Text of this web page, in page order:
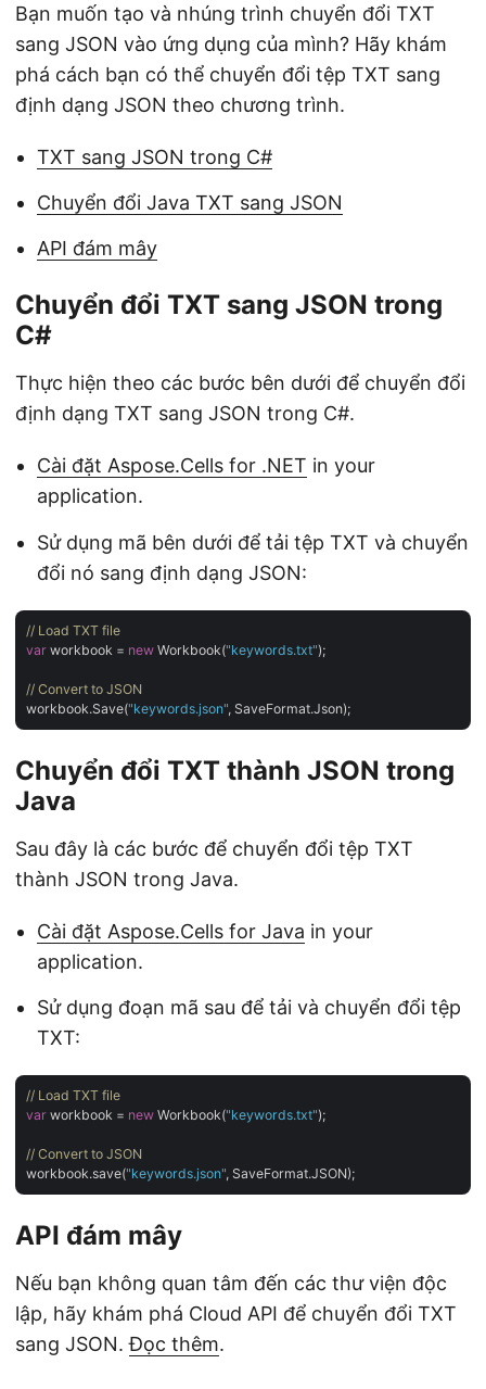
Bạn muốn tạo và nhúng trình chuyển đổi TXT
sang JSON vào ứng dụng của mình? Hãy khám
phá cách bạn có thể chuyển đổi tệp TXT sang
định dạng JSON theo chương trình.
TXT sang JSON trong C#
Chuyển đổi Java TXT sang JSON
API đám mây
Chuyển đổi TXT sang JSON trong
C#
Thực hiện theo các bước bên dưới để chuyển đổi
định dạng TXT sang JSON trong C#.
Cài đặt Aspose.Cells for .NET in your
application.
Sử dụng mã bên dưới để tải tệp TXT và chuyển
đổi nó sang định dạng JSON:
// Load TXT file
var workbook = new Workbook("keywords.txt");
// Convert to JSON
workbook.Save("keywords.json"
Chuyển đổi TXT thành JSON trong
Java
Sau đây là các bước để chuyển đổi tệp TXT
thành JSON trong Java.
Cài đặt Aspose.Cells for Java in your
application.
Sử dụng đoạn mã sau để tải và chuyển đổi tệp
TXT:
// Load TXT file
var workbook = new Workbook("keywords.txt");
// Convert to JSON
workbook.save("keywords.json"
API đám mây
Nếu bạn không quan tâm đến các thư viện độc
lập, hãy khám phá Cloud API để chuyển đổi TXT
sang JSON.Đọc thêm.